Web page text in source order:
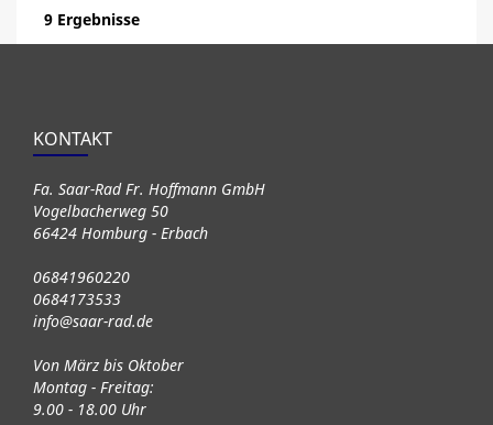
9 Ergebnisse
KONTAKT
Fa. Saar-Rad Fr. Hoffmann GmbH
Vogelbacherweg 50
66424 Homburg - Erbach
06841960220
0684173533
info@saar-rad.de
Von März bis Oktober
Montag - Freitag:
9.00 - 18.00 Uhr